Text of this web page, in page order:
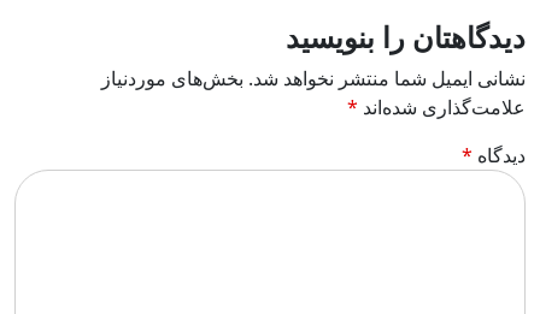
دیدگاهتان را بنویسید
نشانی ایمیل شما منتشر نخواهد شد. بخش‌های موردنیاز
علامت‌گذاری شده‌اند *
دیدگاه *